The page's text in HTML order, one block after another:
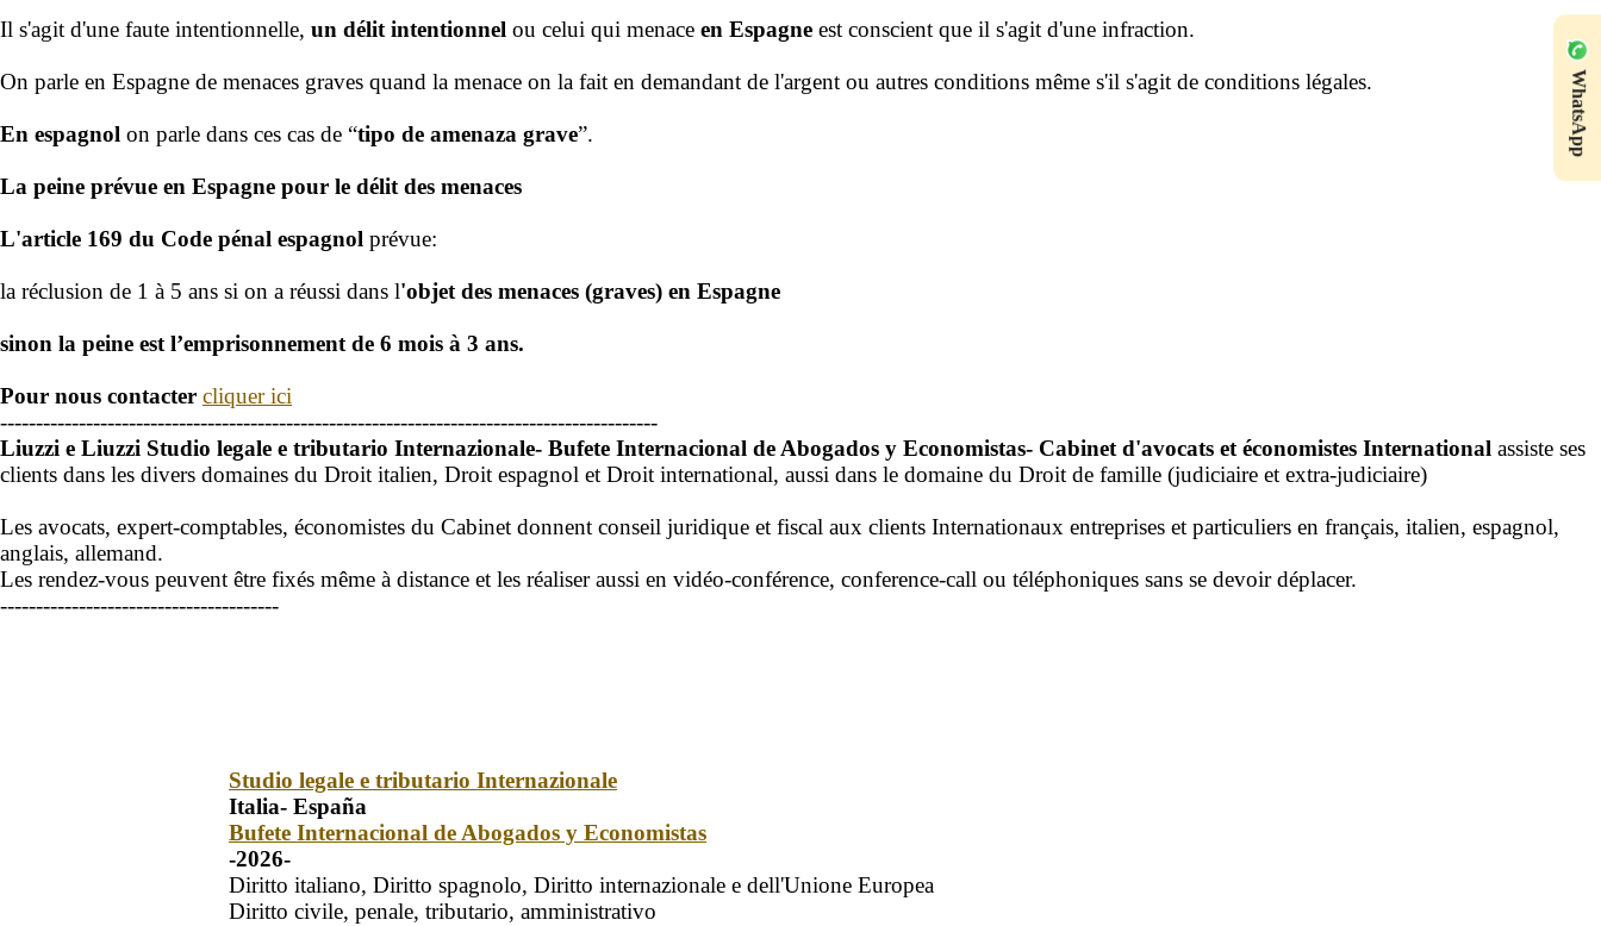
Il s'agit d'une faute intentionnelle, un délit intentionnel ou celui qui menace en Espagne est conscient que il s'agit d'une infraction.
On parle en Espagne de menaces graves quand la menace on la fait en demandant de l'argent ou autres conditions même s'il s'agit de conditions légales.
En espagnol on parle dans ces cas de “tipo de amenaza grave”.
La peine prévue en Espagne pour le délit des menaces
L'article 169 du Code pénal espagnol prévue:
la réclusion de 1 à 5 ans si on a réussi dans l'objet des menaces (graves) en Espagne
sinon la peine est l’emprisonnement de 6 mois à 3 ans.
Pour nous contacter cliquer ici
--------------------------------------------------------------------------------------------
Liuzzi e Liuzzi Studio legale e tributario Internazionale- Bufete Internacional de Abogados y Economistas- Cabinet d'avocats et économistes International assiste ses
clients dans les divers domaines du Droit italien, Droit espagnol et Droit international, aussi dans le domaine du Droit de famille (judiciaire et extra-judiciaire)
Les avocats, expert-comptables, économistes du Cabinet donnent conseil juridique et fiscal aux clients Internationaux entreprises et particuliers en français, italien, espagnol,
anglais, allemand.
Les rendez-vous peuvent être fixés même à distance et les réaliser aussi en vidéo-conférence, conference-call ou téléphoniques sans se devoir déplacer.
---------------------------------------
Studio legale e tributario Internazionale
Italia- España
Bufete Internacional de Abogados y Economistas
-2026-
Diritto italiano, Diritto spagnolo, Diritto internazionale e dell'Unione Europea
Diritto civile, penale, tributario, amministrativo
WhatsApp